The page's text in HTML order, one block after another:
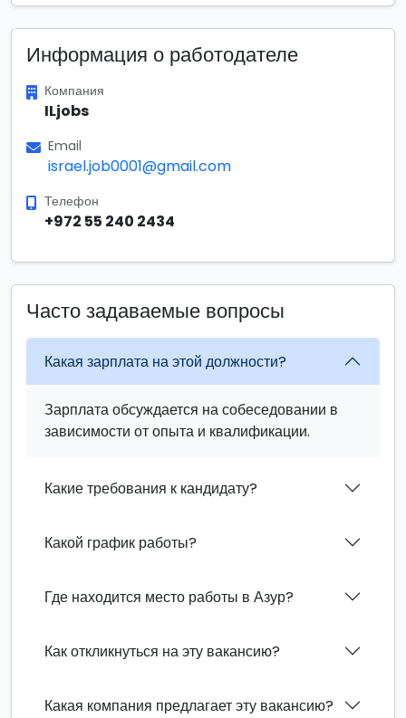
Информация о работодателе
Компания
ILjobs
Email
israel.job0001@gmail.com
Телефон
+972 55 240 2434
Часто задаваемые вопросы
Какая зарплата на этой должности?
Зарплата обсуждается на собеседовании в
зависимости от опыта и квалификации.
Какие требования к кандидату?
Какой график работы?
Где находится место работы в Азур?
Как откликнуться на эту вакансию?
Какая компания предлагает эту вакансию?